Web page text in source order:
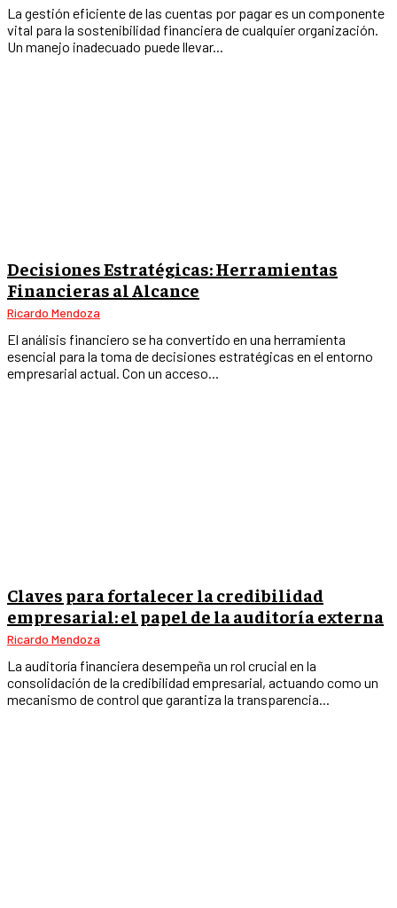
La gestión eficiente de las cuentas por pagar es un componente
vital para la sostenibilidad financiera de cualquier organización.
Un manejo inadecuado puede llevar...
Decisiones Estratégicas: Herramientas
Financieras al Alcance
Ricardo Mendoza
El análisis financiero se ha convertido en una herramienta
esencial para la toma de decisiones estratégicas en el entorno
empresarial actual. Con un acceso...
Claves para fortalecer la credibilidad
empresarial: el papel de la auditoría externa
Ricardo Mendoza
La auditoría financiera desempeña un rol crucial en la
consolidación de la credibilidad empresarial, actuando como un
mecanismo de control que garantiza la transparencia...